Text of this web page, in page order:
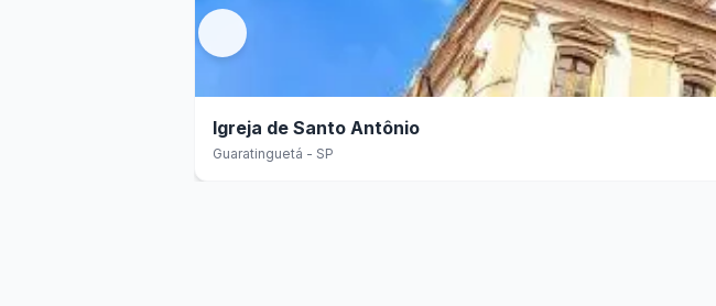
Igreja de Santo Antônio
Guaratinguetá - SP